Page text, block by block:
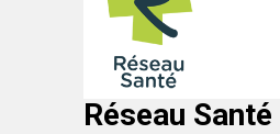
Réseau Santé